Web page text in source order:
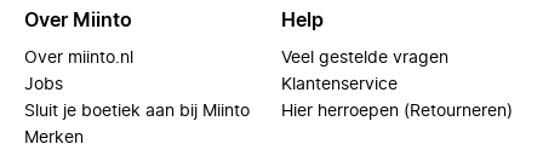
Over Miinto
Over miinto.nl
Jobs
Sluit je boetiek aan bij Miinto
Merken
Help
Veel gestelde vragen
Klantenservice
Hier herroepen (Retourneren)